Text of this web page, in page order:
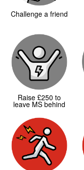
Challenge a friend
Raise £250 to
leave MS behind